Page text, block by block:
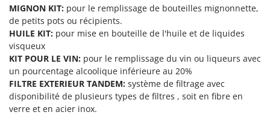
Tondeuses autoportées
Tondeuses débroussailleuses thermiques
Trancheuses
Trancheuses de sol
Transpalettes
Treuils de débardage
Lampacrescia - MGM
Landxcape
LAR Casalinghi
Lavor
Linea VZ
Lisam
MIGNON KIT: pour le remplissage de bouteilles mignonnette,
de petits pots ou récipients.
HUILE KIT: pour mise en bouteille de l'huile et de liquides
visqueux
KIT POUR LE VIN: pour le remplissage du vin ou liqueurs avec
un pourcentage alcoolique inférieure au 20%
FILTRE EXTERIEUR TANDEM: système de filtrage avec
disponibilité de plusieurs types de filtres , soit en fibre en
verre et en acier inox.